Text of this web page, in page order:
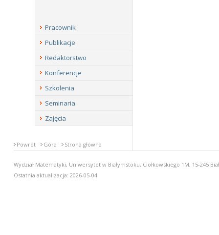
Pracownik
Publikacje
Redaktorstwo
Konferencje
Szkolenia
Seminaria
Zajęcia
Powrót Góra Strona główna
Wydział Matematyki, Uniwersytet w Białymstoku, Ciołkowskiego 1M, 15-245
Ostatnia aktualizacja: 2026-05-04